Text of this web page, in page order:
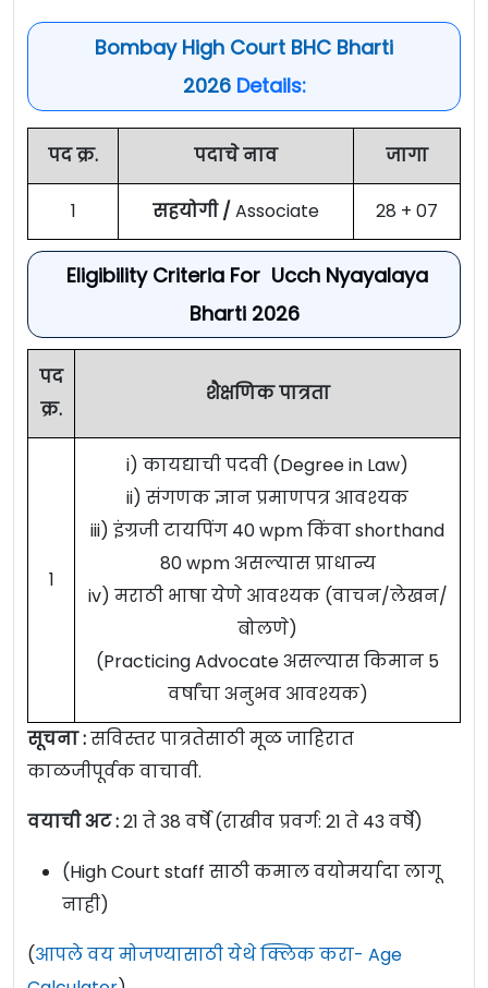
Bombay High Court BHC Bharti
2026Details:
पद क्र. पदाचे नाव जागा
1 सहयोगी / Associate 28 + 07
Eligibility Criteria For Ucch Nyayalaya
Bharti 2026
पद
क्र.
शैक्षणिक पात्रता
1
i) कायद्याची पदवी (Degree in Law)
ii) संगणक ज्ञान प्रमाणपत्र आवश्यक
iii) इंग्रजी टायपिंग 40 wpm किंवा shorthand
80 wpm असल्यास प्राधान्य
iv) मराठी भाषा येणे आवश्यक (वाचन/लेखन/
बोलणे)
(Practicing Advocate असल्यास किमान 5
वर्षांचा अनुभव आवश्यक)
सूचना :सविस्तर पात्रतेसाठी मूळ जाहिरात
काळजीपूर्वक वाचावी.
वयाची अट :21 ते 38 वर्षे (राखीव प्रवर्ग: 21 ते 43 वर्षे)
(High Court staff साठी कमाल वयोमर्यादा लागू
नाही)
(आपले वय मोजण्यासाठी येथे क्लिक करा- Age